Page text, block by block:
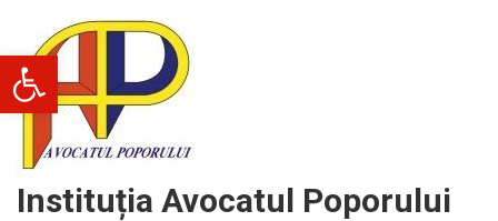
Deschide bara de unelte
content
Instituția Avocatul Poporului